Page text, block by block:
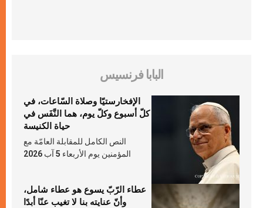
البابا فرنسيس
الإفخارستيّا وصلاة السّاعات، في
كلّ أسبوع وكلّ يوم، هما النَّفَس في
حياة الكنيسة
النص الكامل للمقابلة العامّة مع
المؤمنين يوم الأربعاء 5 آب 2026
عطاء الرّبّ يسوع هو عطاء شامل،
وأنّ عنايته بنا لا تغيب عنّا أبدًا